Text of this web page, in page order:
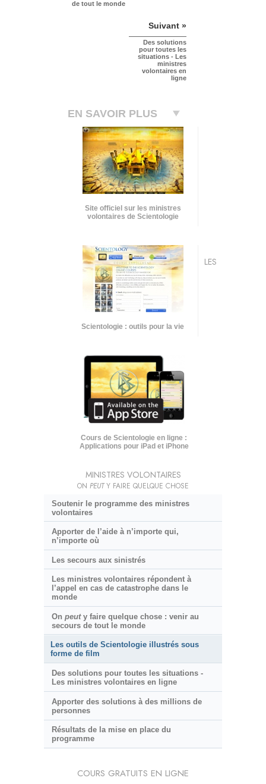
de tout le monde
Suivant »
Des solutions
pour toutes les
situations - Les
ministres
volontaires en
ligne
EN SAVOIR PLUS
Site officiel sur les ministres
volontaires de Scientologie
Scientologie : outils pour la vie
Cours de Scientologie en ligne :
Applications pour iPad et iPhone
LES
MINISTRES VOLONTAIRES
ON PEUTY FAIRE QUELQUE CHOSE
Soutenir le programme des ministres
volontaires
Apporter de l’aide à n’importe qui,
n’importe où
Les secours aux sinistrés
Les ministres volontaires répondent à
l’appel en cas de catastrophe dans le
monde
On peuty faire quelque chose : venir au
secours de tout le monde
Les outils de Scientologie illustrés sous
forme de film
Des solutions pour toutes les situations -
Les ministres volontaires en ligne
Apporter des solutions à des millions de
personnes
Résultats de la mise en place du
programme
COURS GRATUITS EN LIGNE